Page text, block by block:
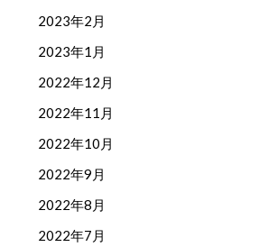
2023年2月
2023年1月
2022年12月
2022年11月
2022年10月
2022年9月
2022年8月
2022年7月